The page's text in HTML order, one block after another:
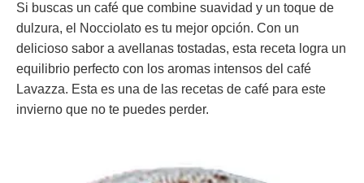
Si buscas un café que combine suavidad y un toque de
dulzura, el Nocciolato es tu mejor opción. Con un
delicioso sabor a avellanas tostadas, esta receta logra un
equilibrio perfecto con los aromas intensos del café
Lavazza. Esta es una de las recetas de café para este
invierno que no te puedes perder.